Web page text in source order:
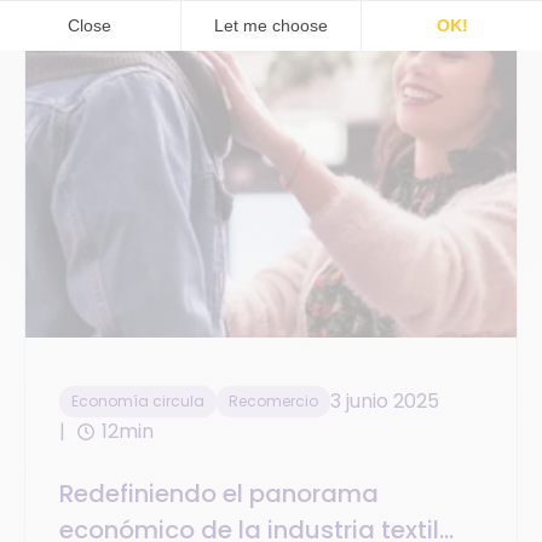
Economía circula Recomercio
3 junio 2025
12min
Redefiniendo el panorama
económico de la industria textil